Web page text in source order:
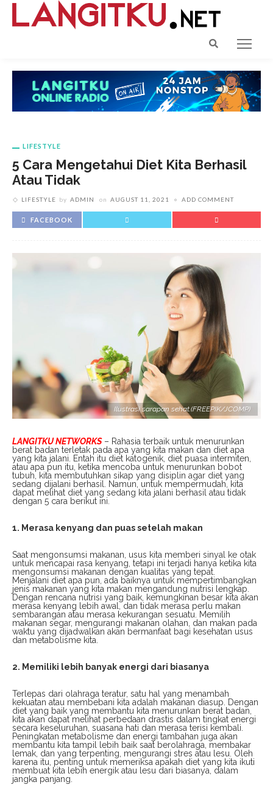
LIFESTYLE
5 Cara Mengetahui Diet Kita Berhasil
Atau Tidak
LIFESTYLE by ADMIN on AUGUST 11, 2021 ADD COMMENT
FACEBOOK
Ilustrasi sarapan sehat.(FREEPIK/JCOMP)
LANGITKU NETWORKS– Rahasia terbaik untuk menurunkan
berat badan terletak pada apa yang kita makan dan diet apa
yang kita jalani. Entah itu diet katogenik, diet puasa intermiten,
atau apa pun itu, ketika mencoba untuk menurunkan bobot
tubuh, kita membutuhkan sikap yang disiplin agar diet yang
sedang dijalani berhasil. Namun, untuk mempermudah, kita
dapat melihat diet yang sedang kita jalani berhasil atau tidak
dengan 5 cara berikut ini.
1. Merasa kenyang dan puas setelah makan
Saat mengonsumsi makanan, usus kita memberi sinyal ke otak
untuk mencapai rasa kenyang, tetapi ini terjadi hanya ketika kita
mengonsumsi makanan dengan kualitas yang tepat.
Menjalani diet apa pun, ada baiknya untuk mempertimbangkan
jenis makanan yang kita makan mengandung nutrisi lengkap.
Dengan rencana nutrisi yang baik, kemungkinan besar kita akan
merasa kenyang lebih awal, dan tidak merasa perlu makan
sembarangan atau merasa kekurangan sesuatu. Memilih
makanan segar, mengurangi makanan olahan, dan makan pada
waktu yang dijadwalkan akan bermanfaat bagi kesehatan usus
dan metabolisme kita.
2. Memiliki lebih banyak energi dari biasanya
Terlepas dari olahraga teratur, satu hal yang menambah
kekuatan atau membebani kita adalah makanan diasup. Dengan
diet yang baik yang membantu kita menurunkan berat badan,
kita akan dapat melihat perbedaan drastis dalam tingkat energi
secara keseluruhan, suasana hati dan merasa terisi kembali.
Peningkatan metabolisme dan energi tambahan juga akan
membantu kita tampil lebih baik saat berolahraga, membakar
lemak, dan yang terpenting, mengurangi stres atau lesu. Oleh
karena itu, penting untuk memeriksa apakah diet yang kita ikuti
membuat kita lebih energik atau lesu dari biasanya, dalam
jangka panjang.